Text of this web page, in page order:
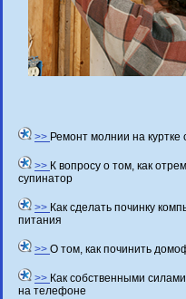
>> Ремонт молнии на куртке
>> К вопросу о том, как
супинатор
>> Как сделать починку
питания
>> О том, как починить
>> Как собственными
на телефоне